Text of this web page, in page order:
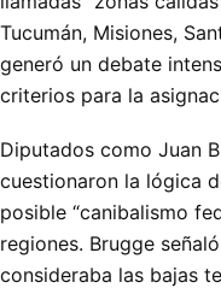
Tucumán, Misiones,
generó un debate
criterios para la
Diputados como Juan
cuestionaron la lógica
posible “canibalismo
regiones. Brugge
consideraba las bajas